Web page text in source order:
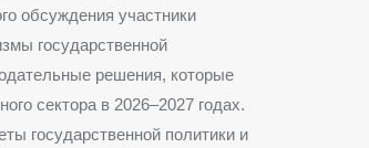
обсуждения участники
государственной
решения, которые
сектора в 2026–2027 годах.
государственной политики и